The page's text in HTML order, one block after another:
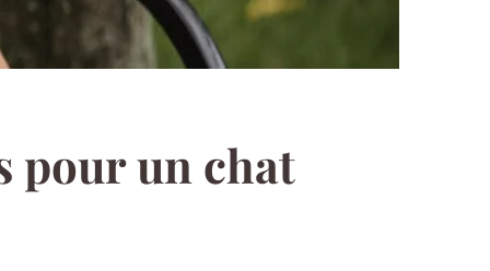
pour un chat